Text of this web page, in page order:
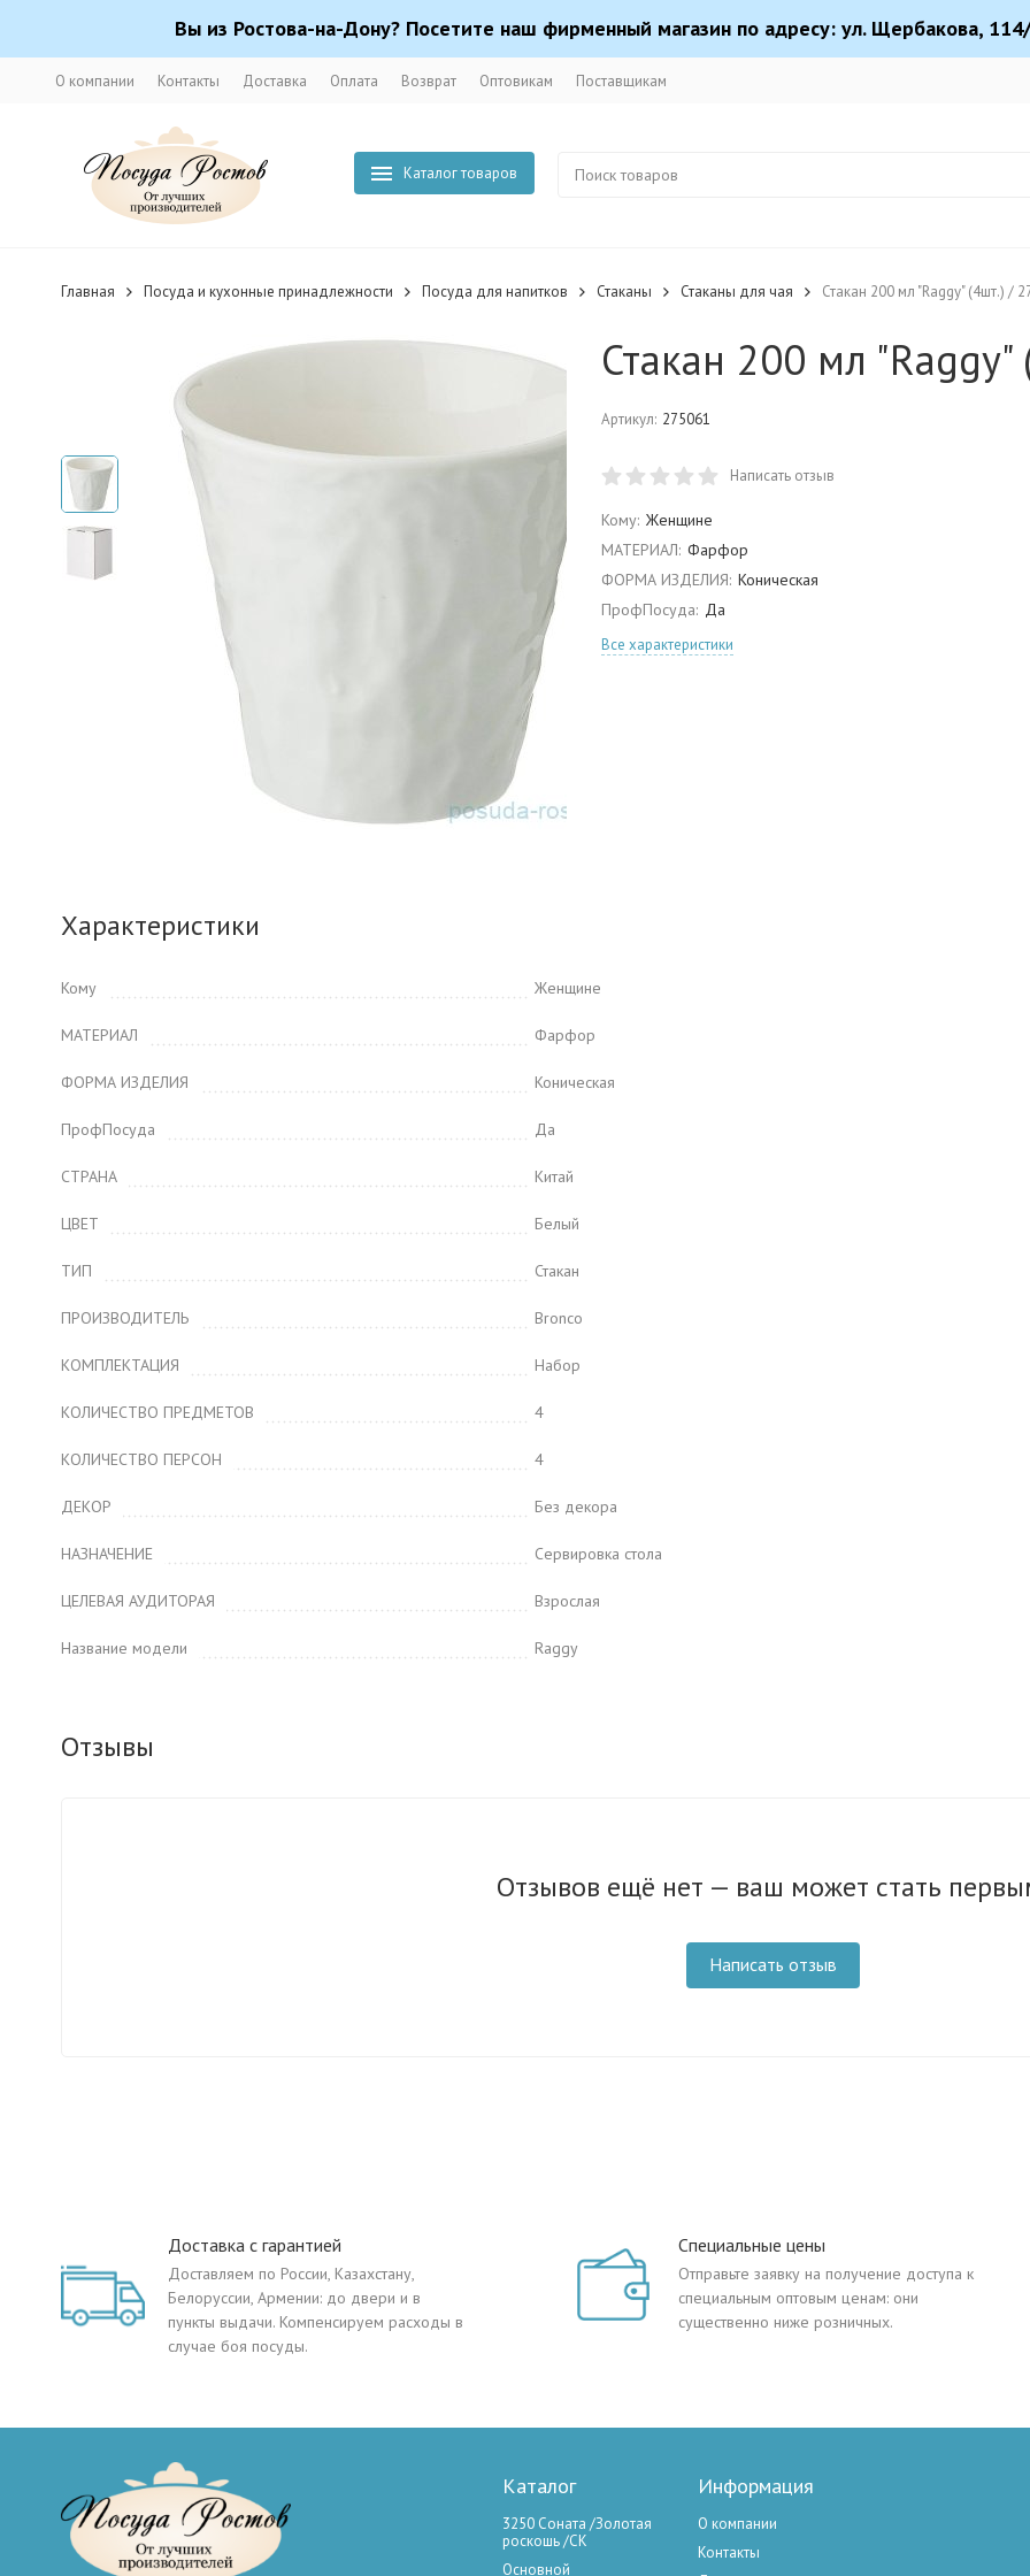
Вы из Ростова-на-Дону? Посетите наш фирменный магазин по адресу: ул. Щербакова,
О компании Контакты Доставка Оплата Возврат Оптовикам Поставщикам
Каталог товаров
Главная Посуда и кухонные принадлежности Посуда для напитков Стаканы Стаканы для чая Стакан 200 мл "Raggy" (4шт.) /
Стакан 200 мл
Артикул: 275061
Написать отзыв
Кому: Женщине
МАТЕРИАЛ: Фарфор
ФОРМА ИЗДЕЛИЯ: Коническая
ПрофПосуда: Да
Все характеристики
Характеристики
Кому Женщине
МАТЕРИАЛ Фарфор
ФОРМА ИЗДЕЛИЯ Коническая
ПрофПосуда Да
СТРАНА Китай
ЦВЕТ Белый
ТИП Стакан
ПРОИЗВОДИТЕЛЬ Bronco
КОМПЛЕКТАЦИЯ Набор
КОЛИЧЕСТВО ПРЕДМЕТОВ 4
КОЛИЧЕСТВО ПЕРСОН 4
ДЕКОР Без декора
НАЗНАЧЕНИЕ Сервировка стола
ЦЕЛЕВАЯ АУДИТОРАЯ Взрослая
Название модели Raggy
Отзывы
Отзывов ещё нет — ваш может стать
Написать отзыв
Доставка с гарантией
Доставляем по России, Казахстану,
Белоруссии, Армении: до двери и в
пункты выдачи. Компенсируем расходы в
случае боя посуды.
Специальные цены
Отправьте заявку на получение доступа к
специальным оптовым ценам: они
существенно ниже розничных.
Каталог
3250 Соната /Золотая
роскошь /СК
Основной
Информация
О компании
Контакты